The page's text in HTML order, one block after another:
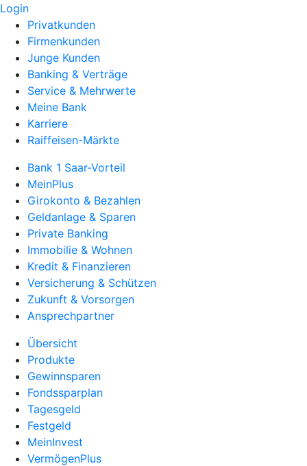
Login
Privatkunden
Firmenkunden
Junge Kunden
Banking & Verträge
Service & Mehrwerte
Meine Bank
Karriere
Raiffeisen-Märkte
Bank 1 Saar-Vorteil
MeinPlus
Girokonto & Bezahlen
Geldanlage & Sparen
Private Banking
Immobilie & Wohnen
Kredit & Finanzieren
Versicherung & Schützen
Zukunft & Vorsorgen
Ansprechpartner
Übersicht
Produkte
Gewinnsparen
Fondssparplan
Tagesgeld
Festgeld
MeinInvest
VermögenPlus